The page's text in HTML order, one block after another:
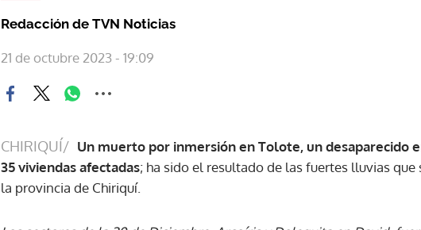
Redacción de TVN Noticias
21 de octubre 2023 - 19:09
CHIRIQUÍ/ Un muerto por inmersión en Tolote, un desaparecido
35 viviendas afectadas; ha sido el resultado de las fuertes lluvias
la provincia de Chiriquí.